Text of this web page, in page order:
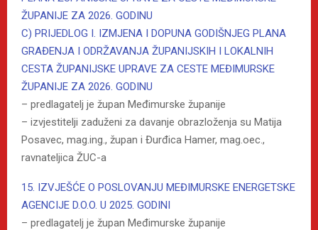
ŽUPANIJE ZA 2026. GODINU
C) PRIJEDLOG I. IZMJENA I DOPUNA GODIŠNJEG PLANA
GRAĐENJA I ODRŽAVANJA ŽUPANIJSKIH I LOKALNIH
CESTA ŽUPANIJSKE UPRAVE ZA CESTE MEĐIMURSKE
ŽUPANIJE ZA 2026. GODINU
– predlagatelj je župan Međimurske županije
– izvjestitelji zaduženi za davanje obrazloženja su Matija
Posavec, mag.ing., župan i Đurđica Hamer, mag.oec.,
ravnateljica ŽUC-a
15. IZVJEŠĆE O POSLOVANJU MEĐIMURSKE ENERGETSKE
AGENCIJE D.O.O. U 2025. GODINI
– predlagatelj je župan Međimurske županije